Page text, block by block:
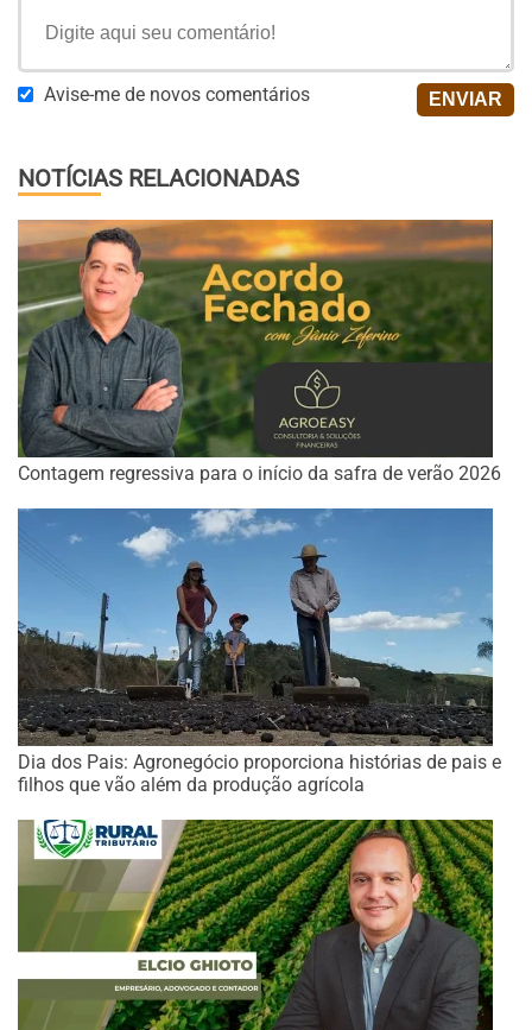
Avise-me de novos comentários
NOTÍCIAS RELACIONADAS
Contagem regressiva para o início da safra de verão 2026
Dia dos Pais: Agronegócio proporciona histórias de pais e
filhos que vão além da produção agrícola